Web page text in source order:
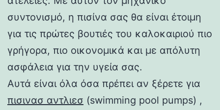
συντονισμό, η πισίνα σας θα είναι έτοιμη
για τις πρώτες βουτιές του καλοκαιριού πιο
γρήγορα, πιο οικονομικά και με απόλυτη
ασφάλεια για την υγεία σας.
Αυτά είναι όλα όσα πρέπει αν ξέρετε για
πισινασ αντλιεσ (swimming pool pumps) ,